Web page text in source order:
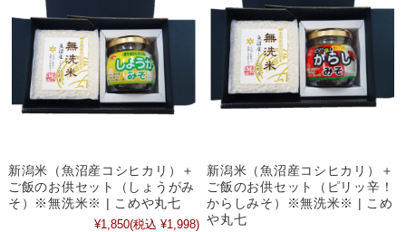
新潟米（魚沼産コシヒカリ）＋
ご飯のお供セット（しょうがみ
そ）※無洗米※ | こめや丸七
¥1,850(税込 ¥1,998)
新潟米（魚沼産コシヒカリ）＋
ご飯のお供セット（ピリッ辛！
からしみそ）※無洗米※ | こめ
や丸七